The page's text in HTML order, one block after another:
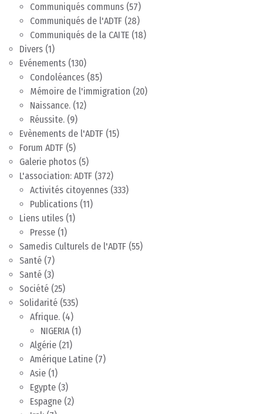
Communiqués communs (57)
Communiqués de l'ADTF (28)
Communiqués de la CAITE (18)
Divers (1)
Evénements (130)
Condoléances (85)
Mémoire de l'immigration (20)
Naissance. (12)
Réussite. (9)
Evènements de l'ADTF (15)
Forum ADTF (5)
Galerie photos (5)
L'association: ADTF (372)
Activités citoyennes (333)
Publications (11)
Liens utiles (1)
Presse (1)
Samedis Culturels de l'ADTF (55)
Santé (7)
Santé (3)
Société (25)
Solidarité (535)
Afrique. (4)
NIGERIA(1)
Algérie (21)
Amérique Latine (7)
Asie (1)
Egypte (3)
Espagne (2)